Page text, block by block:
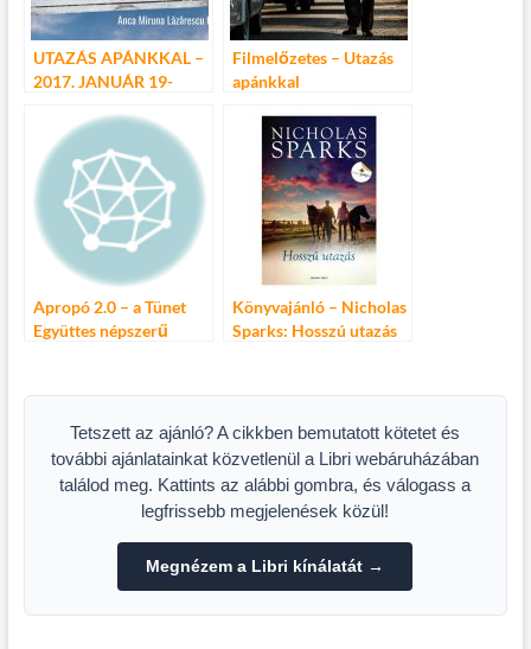
UTAZÁS APÁNKKAL –
2017. JANUÁR 19-
Filmelőzetes – Utazás
apánkkal
Apropó 2.0 – a Tünet
Együttes népszerű
Könyvajánló – Nicholas
Sparks: Hosszú utazás
Tetszett az ajánló? A cikkben bemutatott kötetet és
további ajánlatainkat közvetlenül a Libri webáruházában
találod meg. Kattints az alábbi gombra, és válogass a
legfrissebb megjelenések közül!
Megnézem a Libri kínálatát →